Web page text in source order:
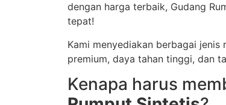
dengan harga terbaik, Gudang
tepat!
Kami menyediakan berbagai
premium, daya tahan tinggi, dan
Kenapa harus